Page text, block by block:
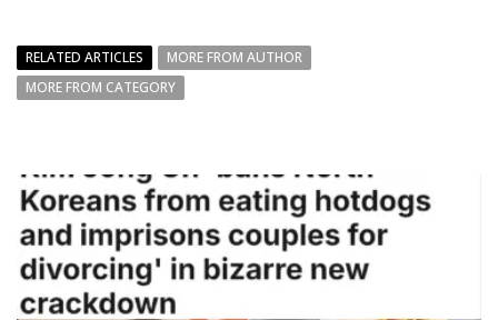
RELATED ARTICLES
MORE FROM AUTHOR
MORE FROM CATEGORY